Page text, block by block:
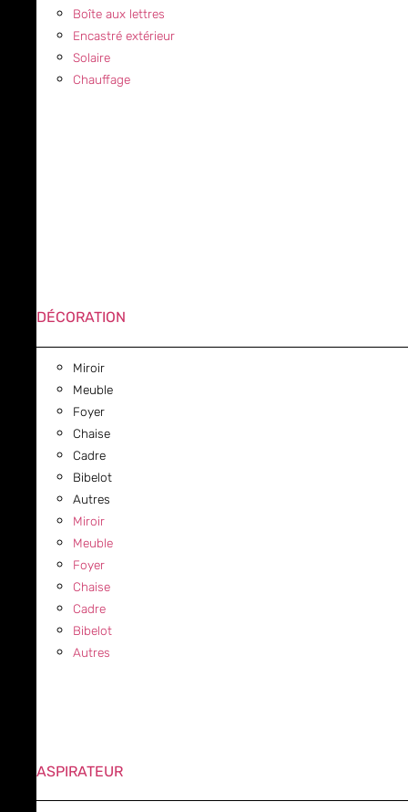
Boîte aux lettres
Encastré extérieur
Solaire
Chauffage
DÉCORATION
Miroir
Meuble
Foyer
Chaise
Cadre
Bibelot
Autres
Miroir
Meuble
Foyer
Chaise
Cadre
Bibelot
Autres
ASPIRATEUR